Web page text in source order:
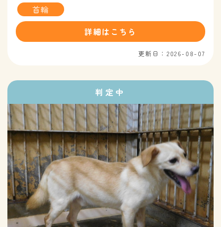
首輪
詳細はこちら
更新日：2026-08-07
判定中